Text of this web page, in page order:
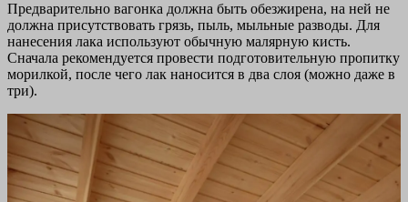
Предварительно вагонка должна быть обезжирена, на ней не
должна присутствовать грязь, пыль, мыльные разводы. Для
нанесения лака используют обычную малярную кисть.
Сначала рекомендуется провести подготовительную пропитку
морилкой, после чего лак наносится в два слоя (можно даже в
три).